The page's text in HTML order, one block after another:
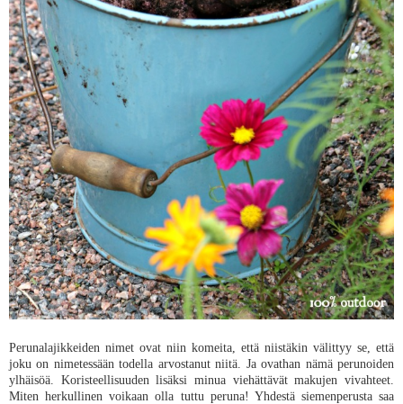
Perunalajikkeiden nimet ovat niin komeita, että niistäkin välittyy se, että
joku on nimetessään todella arvostanut niitä. Ja ovathan nämä perunoiden
ylhäisöä. Koristeellisuuden lisäksi minua viehättävät makujen vivahteet.
Miten herkullinen voikaan olla tuttu peruna! Yhdestä siemenperusta saa